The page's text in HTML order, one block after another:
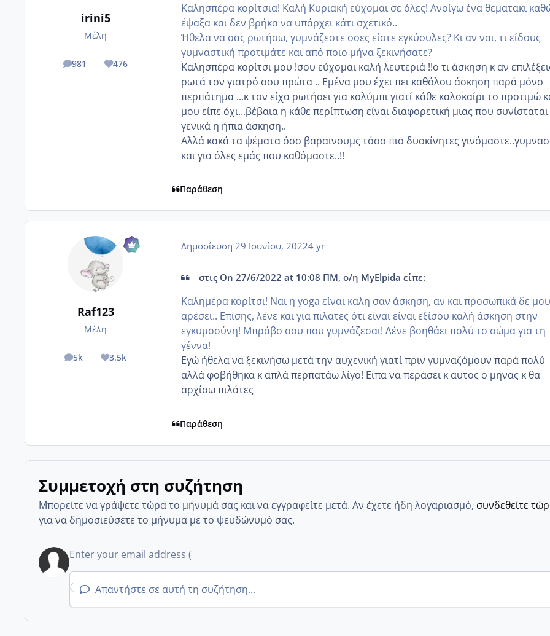
irini5
Μέλη
981
posts 476
Reputation
Καλησπέρα κορίτσια! Καλή Κυριακή εύχομαι σε όλες! Ανοίγω ένα θεματακι
έψαξα και δεν βρήκα να υπάρχει κάτι σχετικό..
Ήθελα να σας ρωτήσω, γυμνάζεστε οσες είστε εγκύουλες? Κι αν ναι, τι είδους
γυμναστική προτιμάτε και από ποιο μήνα ξεκινήσατε?
Καλησπέρα κορίτσι μου !σου εύχομαι καλή λευτεριά !!ο τι άσκηση κ αν
ρωτά τον γιατρό σου πρώτα .. Εμένα μου έχει πει καθόλου άσκηση παρά μόνο
περπάτημα ...κ τον είχα ρωτήσει για κολύμπι γιατί κάθε καλοκαίρι το προτιμώ
μου είπε όχι...βέβαια η κάθε περίπτωση είναι διαφορετική μιας που συνίσταται
γενικά η ήπια άσκηση..
Αλλά κακά τα ψέματα όσο βαραινουμς τόσο πιο δυσκίνητες
και για όλες εμάς που καθόμαστε..!!
Παράθεση
Raf123
Μέλη
5k
posts 3.5k
Reputation
Δημοσίευση 29 Ιουνίου, 20224 yr
στις On 27/6/2022 at 10:08 ΠΜ, ο/η MyElpida είπε:
Καλημέρα κορίτσι! Ναι η yoga είναι καλη σαν άσκηση, αν και προσωπικά δε μου
αρέσει.. Επίσης, λένε και για πιλατες ότι είναι είναι εξίσου καλή άσκηση στην
εγκυμοσύνη! Μπράβο σου που γυμνάζεσαι! Λένε βοηθάει πολύ το σώμα για τη
γέννα!
Εγώ ήθελα να ξεκινήσω μετά την αυχενική γιατί πριν γυμναζόμουν παρά πολύ
αλλά φοβήθηκα κ απλά περπατάω λίγο! Είπα να περάσει κ αυτος ο μηνας κ θα
αρχίσω πιλάτες
Παράθεση
Συμμετοχή στη συζήτηση
Μπορείτε να γράψετε τώρα το μήνυμά σας και να εγγραφείτε μετά. Αν έχετε ήδη λογαριασμό, συνδεθείτε
για να δημοσιεύσετε το μήνυμα με το ψευδώνυμό σας.
Απαντήστε σε αυτή τη συζήτηση...